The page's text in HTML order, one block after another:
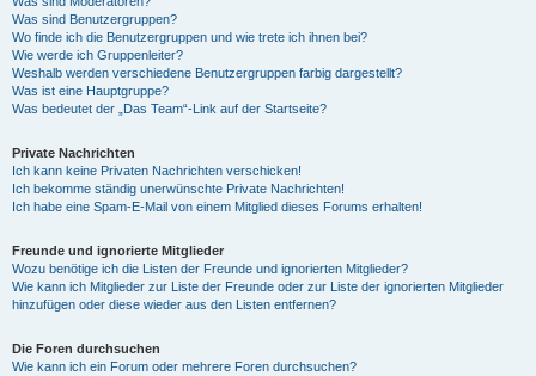
Was sind Benutzergruppen?
Wo finde ich die Benutzergruppen und wie trete ich ihnen bei?
Wie werde ich Gruppenleiter?
Weshalb werden verschiedene Benutzergruppen farbig dargestellt?
Was ist eine Hauptgruppe?
Was bedeutet der „Das Team“-Link auf der Startseite?
Private Nachrichten
Ich kann keine Privaten Nachrichten verschicken!
Ich bekomme ständig unerwünschte Private Nachrichten!
Ich habe eine Spam-E-Mail von einem Mitglied dieses Forums erhalten!
Freunde und ignorierte Mitglieder
Wozu benötige ich die Listen der Freunde und ignorierten Mitglieder?
Wie kann ich Mitglieder zur Liste der Freunde oder zur Liste der ignorierten Mitglieder
hinzufügen oder diese wieder aus den Listen entfernen?
Die Foren durchsuchen
Wie kann ich ein Forum oder mehrere Foren durchsuchen?